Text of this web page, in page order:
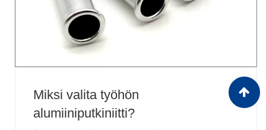
Miksi valita työhön
alumiiniputkiniitti?